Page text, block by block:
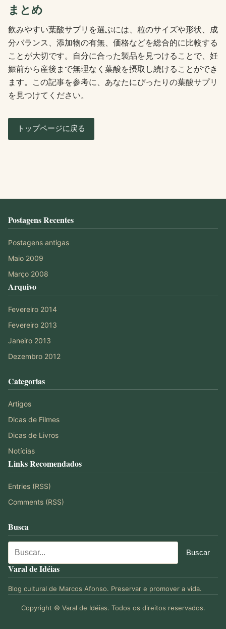
まとめ
飲みやすい葉酸サプリを選ぶには、粒のサイズや形状、成
分バランス、添加物の有無、価格などを総合的に比較する
ことが大切です。自分に合った製品を見つけることで、妊
娠前から産後まで無理なく葉酸を摂取し続けることができ
ます。この記事を参考に、あなたにぴったりの葉酸サプリ
を見つけてください。
トップページに戻る
Postagens Recentes
Postagens antigas
Maio 2009
Março 2008
Arquivo
Fevereiro 2014
Fevereiro 2013
Janeiro 2013
Dezembro 2012
Categorias
Artigos
Dicas de Filmes
Dicas de Livros
Notícias
Links Recomendados
Entries (RSS)
Comments (RSS)
Busca
Varal de Idéias
Blog cultural de Marcos Afonso. Preservar e promover a vida.
Copyright © Varal de Idéias. Todos os direitos reservados.